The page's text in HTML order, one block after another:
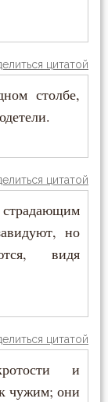
цитатой
столбе,
цитатой
но
видя
цитатой
и
чужим; они